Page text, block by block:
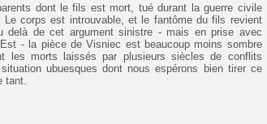
dont le fils est mort, tué durant la guerre civile
corps est introuvable, et le fantôme du fils revient
delà de cet argument sinistre - mais en prise avec
- la pièce de Visniec est beaucoup moins sombre
les morts laissés par plusieurs siècles de conflits
ubuesques dont nous espérons bien tirer ce
tant.